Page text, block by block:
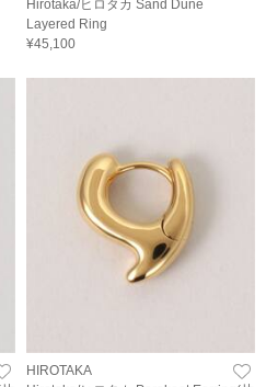
Hirotaka/ヒロタカ Sand Dune
Layered Ring
¥45,100
HIROTAKA